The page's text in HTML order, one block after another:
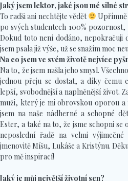
Jaký jsem lektor, jaké jsou mé silné
To radši ani nechtějte vědět
Upřímně
po svých studentech 100%
Dokud toto není dodáno, nepokračuji
jsem psala již výše, už se snažím moc
Na co jsem ve svém životě nejvíce
Na to, že jsem našla jeho smysl.
jednou přeju se dostat, a díky čemu
lepší, svobodnější a naplněnější život.
muži, který je mi obrovskou oporou a
jsem na naše nádherné a schopné
Ester, a také na to, že jsme schopni
neposlední řadě na velmi
jmenovitě Míšu, Lukáše a Kristýnu.
pro mě inspirací!
Jaký je můj největší životní sen?